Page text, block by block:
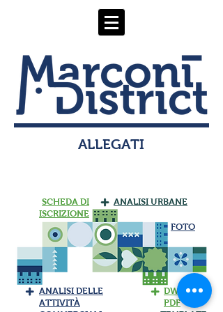
ALLEGATI
DWG
ANALISI URBANE
ANALISI DELLE
ATTIVITÀ
SCHEDA DI
ISCRIZIONE
FOTO
PDF